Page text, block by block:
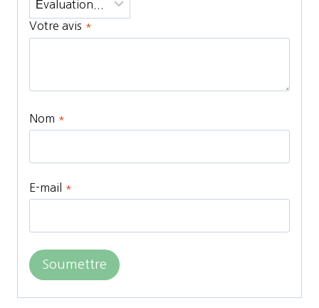
Votre avis *
Nom *
E-mail *